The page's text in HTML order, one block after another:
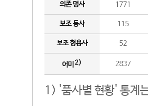
의존 명사 1771
보조 동사 115
보조 형용사 52
어미 2) 2837
1) '품사별 현황' 통계